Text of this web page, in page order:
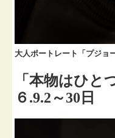
大人ポートレート「プジョ
「本物はひ
６.9.2～30日